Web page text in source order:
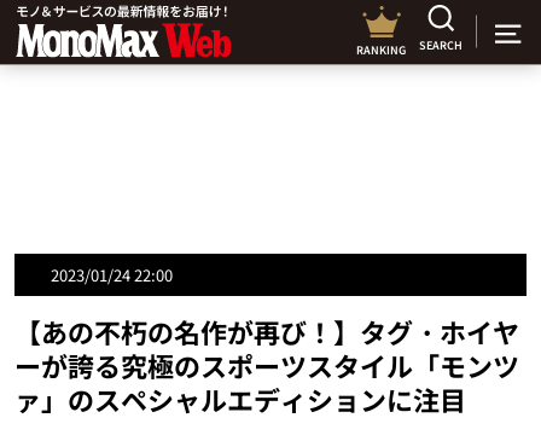
RANKING SEARCH
2023/01/24 22:00
【あの不朽の名作が再び！】タグ・ホイヤ
ーが誇る究極のスポーツスタイル「モンツ
ァ」のスペシャルエディションに注目